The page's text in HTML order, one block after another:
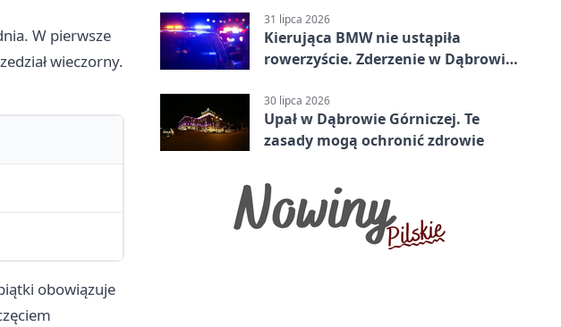
W pierwsze
wieczorny.
obowiązuje
31 lipca 2026
Kierująca BMW nie ustąpiła
rowerzyście. Zderzenie w Dąbrowie
30 lipca 2026
Upał w Dąbrowie Górniczej. Te
zasady mogą ochronić zdrowie